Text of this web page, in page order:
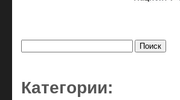
Категории: